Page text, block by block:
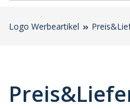
Logo Werbeartikel